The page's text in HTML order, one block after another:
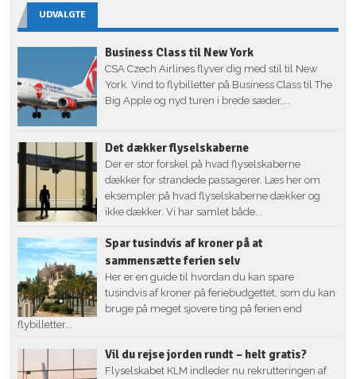
UDVALGTE
Business Class til New York
CSA Czech Airlines flyver dig med stil til New
York. Vind to flybilletter på Business Class til The
Big Apple og nyd turen i brede sæder,...
Det dækker flyselskaberne
Der er stor forskel på hvad flyselskaberne
dækker for strandede passagerer. Læs her om
eksempler på hvad flyselskaberne dækker og
ikke dækker. Vi har samlet både...
Spar tusindvis af kroner på at
sammensætte ferien selv
Her er en guide til hvordan du kan spare
tusindvis af kroner på feriebudgettet, som du kan
bruge på meget sjovere ting på ferien end
flybilletter...
Vil du rejse jorden rundt – helt gratis?
Flyselskabet KLM indleder nu rekrutteringen af